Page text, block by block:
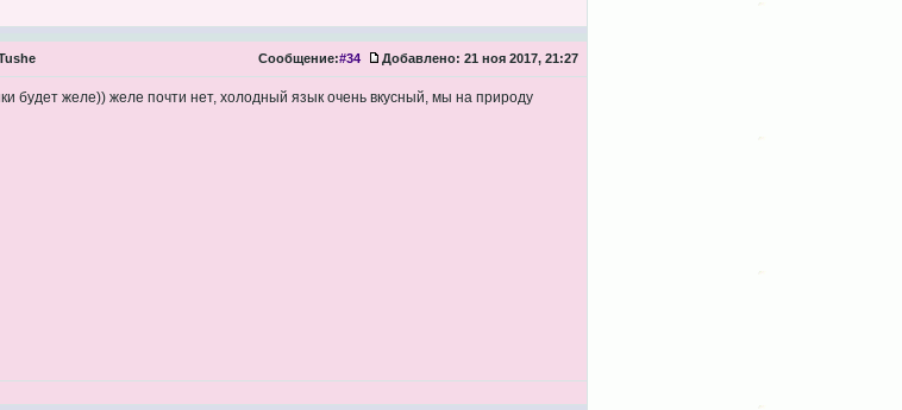
Сообщение:#34 Добавлено: 21 ноя 2017, 21:27
будет желе)) желе почти нет, холодный язык очень вкусный, мы на природу